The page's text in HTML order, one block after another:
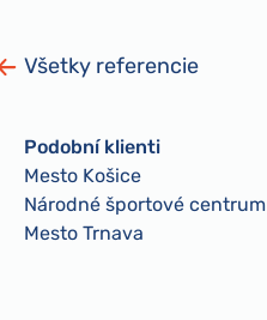
Všetky referencie
Podobní klienti
Mesto Košice
Národné športové centrum
Mesto Trnava